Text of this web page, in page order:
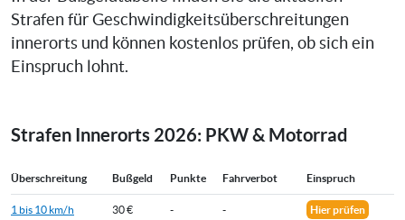
Strafen für Geschwindigkeitsüberschreitungen
innerorts und können kostenlos prüfen, ob sich ein
Einspruch lohnt.
Strafen Innerorts 2026: PKW & Motorrad
Überschreitung Bußgeld Punkte Fahrverbot Einspruch
1 bis 10 km/h 30 € - - Hier prüfen